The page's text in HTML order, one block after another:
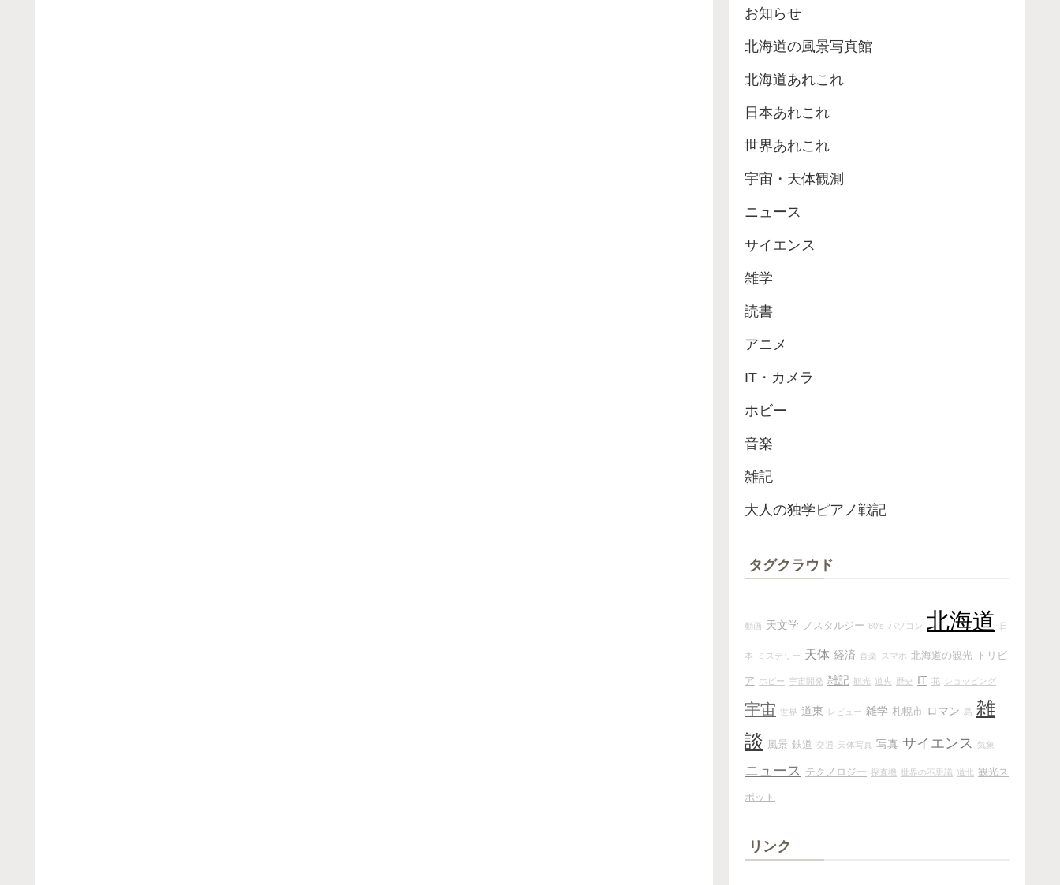
お知らせ
北海道の風景写真館
北海道あれこれ
日本あれこれ
世界あれこれ
宇宙・天体観測
ニュース
サイエンス
雑学
読書
アニメ
IT・カメラ
ホビー
音楽
雑記
大人の独学ピアノ戦記
タグクラウド
動画 天文学 ノスタルジー 80's パソコン 北海道 日
本 ミステリー 天体 経済 音楽 スマホ 北海道の観光 トリビ
ア ホビー 宇宙開発 雑記 観光 道央 歴史 IT 花 ショッピング
宇宙 世界 道東 レビュー 雑学 札幌市 ロマン 島 雑
談
風景 鉄道 交通 天体写真 写真 サイエンス 気象
ニュース テクノロジー 探査機 世界の不思議 道北 観光ス
ポット
リンク